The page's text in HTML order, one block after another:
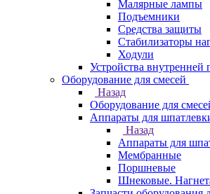
Малярные лампы
Подъемники
Средства защиты
Стабилизаторы
Ходули
Устройства внутренней
Оборудование для смесей
Назад
Оборудование для
Аппараты для
Назад
Аппараты для
Мембранные
Поршневые
Шнековые.